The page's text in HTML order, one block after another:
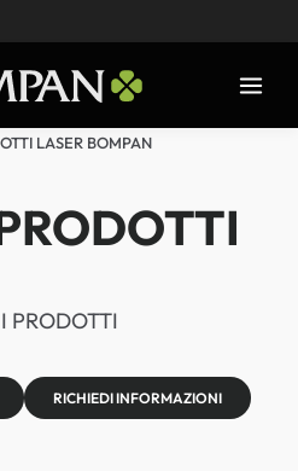
LASER BOMPAN
PRODOTTI
RICHIEDI INFORMAZIONI